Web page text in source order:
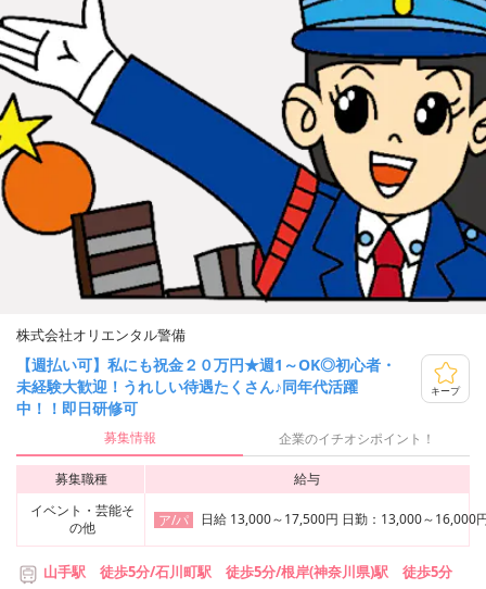
株式会社オリエンタル警備
【週払い可】私にも祝金２０万円★週1～OK◎初心者・
未経験大歓迎！うれしい待遇たくさん♪同年代活躍
中！！即日研修可
キープ
募集情報 企業のイチオシポイント！
募集職種
給与
イベント・芸能そ
の他
ア/パ 日給 13,000～17,500円 日勤：13,000～
山手駅 徒歩5分/石川町駅 徒歩5分/根岸(神奈川県)駅 徒歩5分